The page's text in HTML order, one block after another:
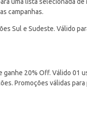
uma lista selecionada
campanhas.
Sul e Sudeste. Válido
ganhe 20% Off. Válido 01
Promoções válidas